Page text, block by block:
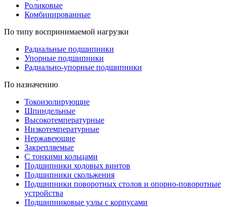
Роликовые
Комбинированные
По типу воспринимаемой нагрузки
Радиальные подшипники
Упорные подшипники
Радиально-упорные подшипники
По назначению
Токоизолирующие
Шпиндельные
Высокотемпературные
Низкотемпературные
Нержавеющие
Закрепляемые
С тонкими кольцами
Подшипники ходовых винтов
Подшипники скольжения
Подшипники поворотных столов и опорно-поворотные
устройства
Подшипниковые узлы с корпусами